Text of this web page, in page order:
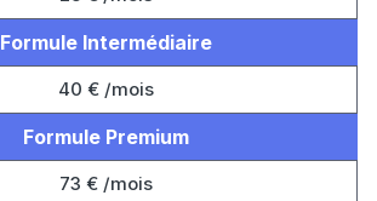
Formule Intermédiaire
40 € /mois
Formule Premium
73 € /mois